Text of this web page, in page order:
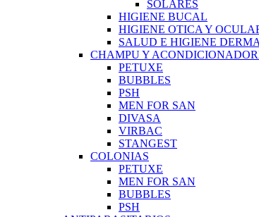
SOLARES
HIGIENE BUCAL
HIGIENE OTICA Y
SALUD E HIGIENE
CHAMPU Y
PETUXE
BUBBLES
PSH
MEN FOR SAN
DIVASA
VIRBAC
STANGEST
COLONIAS
PETUXE
MEN FOR SAN
BUBBLES
PSH